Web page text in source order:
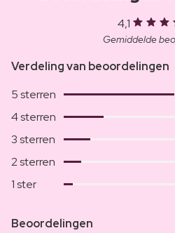
4,1
Gemiddelde
Verdeling van beoordelingen
5 sterren
4 sterren
3 sterren
2 sterren
1 ster
Beoordelingen